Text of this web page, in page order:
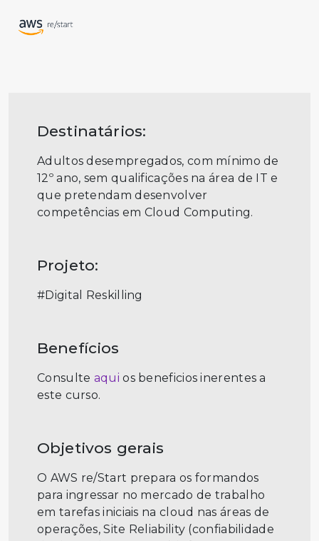
Destinatários:
Adultos desempregados, com mínimo de
12º ano, sem qualificações na área de IT e
que pretendam desenvolver
competências em Cloud Computing.
Projeto:
#Digital Reskilling
Benefícios
Consulte aqui os beneficios inerentes a
este curso.
Objetivos gerais
O AWS re/Start prepara os formandos
para ingressar no mercado de trabalho
em tarefas iniciais na cloud nas áreas de
operações, Site Reliability (confiabilidade